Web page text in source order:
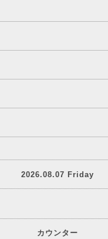
2026.08.07 Friday
カウンター